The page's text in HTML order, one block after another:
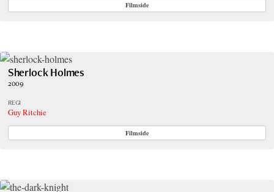
Filmside
Sherlock Holmes
2009
REGI
Guy Ritchie
Filmside